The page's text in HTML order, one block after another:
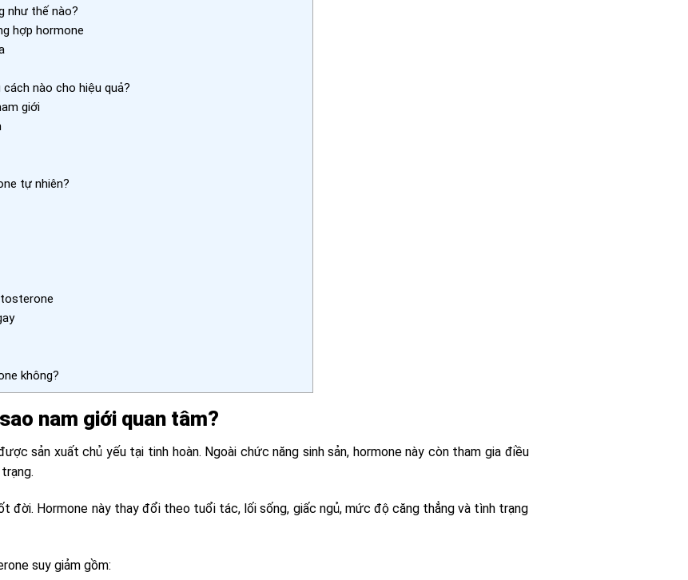
như thế nào?
hợp hormone
nào cho hiệu quả?
giới
tự nhiên?
không?
nam giới quan tâm?
sản xuất chủ yếu tại tinh hoàn. Ngoài chức năng sinh sản, hormone này còn tham gia điều
đời. Hormone này thay đổi theo tuổi tác, lối sống, giấc ngủ, mức độ căng thẳng và tình trạng
suy giảm gồm: